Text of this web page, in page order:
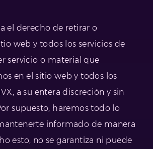
el derecho de retirar o
web y todos los servicios de
servicio o material que
en el sitio web y todos los
a su entera discreción y sin
supuesto, haremos todo lo
informado de manera
esto, no se garantiza ni puede